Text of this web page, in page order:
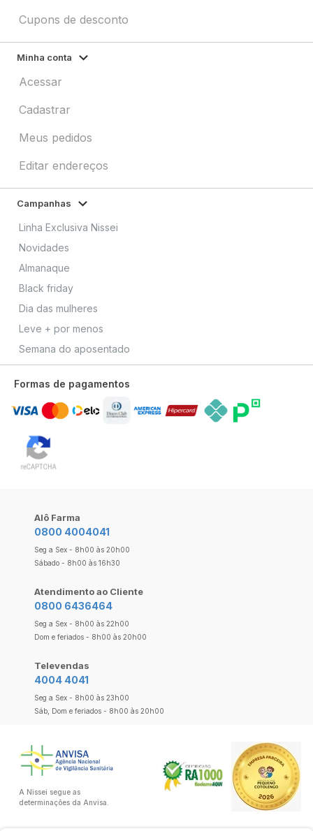
Cupons de desconto
Minha conta
Acessar
Cadastrar
Meus pedidos
Editar endereços
Campanhas
Linha Exclusiva Nissei
Novidades
Almanaque
Black friday
Dia das mulheres
Leve + por menos
Semana do aposentado
Formas de pagamentos
Alô Farma
0800 4004041
Seg a Sex - 8h00 às 20h00
Sábado - 8h00 às 16h30
Atendimento ao Cliente
0800 6436464
Seg a Sex - 8h00 às 22h00
Dom e feriados - 8h00 às 20h00
Televendas
4004 4041
Seg a Sex - 8h00 às 23h00
Sáb, Dom e feriados - 8h00 às 20h00
A Nissei segue as
determinações da Anvisa.